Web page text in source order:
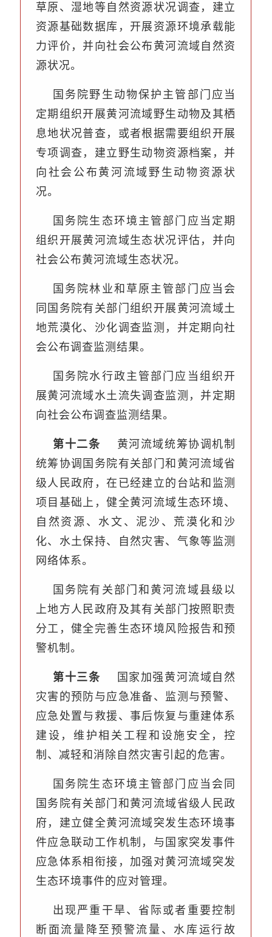
草原、湿地等自然资源状况调查，建立
资源基础数据库，开展资源环境承载能
力评价，并向社会公布黄河流域自然资
源状况。
国务院野生动物保护主管部门应当
定期组织开展黄河流域野生动物及其栖
息地状况普查，或者根据需要组织开展
专项调查，建立野生动物资源档案，并
向社会公布黄河流域野生动物资源状
况。
国务院生态环境主管部门应当定期
组织开展黄河流域生态状况评估，并向
社会公布黄河流域生态状况。
国务院林业和草原主管部门应当会
同国务院有关部门组织开展黄河流域土
地荒漠化、沙化调查监测，并定期向社
会公布调查监测结果。
国务院水行政主管部门应当组织开
展黄河流域水土流失调查监测，并定期
向社会公布调查监测结果。
第十二条
黄河流域统筹协调机制
统筹协调国务院有关部门和黄河流域省
级人民政府，在已经建立的台站和监测
项目基础上，健全黄河流域生态环境、
自然资源、水文、泥沙、荒漠化和沙
化、水土保持、自然灾害、气象等监测
网络体系。
国务院有关部门和黄河流域县级以
上地方人民政府及其有关部门按照职责
分工，健全完善生态环境风险报告和预
警机制。
第十三条
国家加强黄河流域自然
灾害的预防与应急准备、监测与预警、
应急处置与救援、事后恢复与重建体系
建设，维护相关工程和设施安全，控
制、减轻和消除自然灾害引起的危害。
国务院生态环境主管部门应当会同
国务院有关部门和黄河流域省级人民政
府，建立健全黄河流域突发生态环境事
件应急联动工作机制，与国家突发事件
应急体系相衔接，加强对黄河流域突发
生态环境事件的应对管理。
出现严重干旱、省际或者重要控制
断面流量降至预警流量、水库运行故